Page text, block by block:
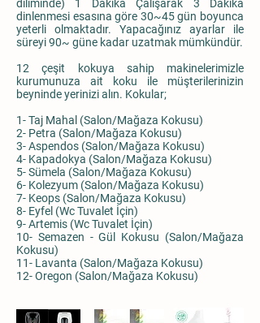
diliminde) 1 Dakika Çalışarak 3 Dakika
dinlenmesi esasına göre 30~45 gün boyunca
yeterli olmaktadır. Yapacağınız ayarlar ile
süreyi 90~ güne kadar uzatmak mümkündür.
12 çeşit kokuya sahip makinelerimizle
kurumunuza ait koku ile müşterilerinizin
beyninde yerinizi alın. Kokular;
1- Taj Mahal (Salon/Mağaza Kokusu)
2- Petra (Salon/Mağaza Kokusu)
3- Aspendos (Salon/Mağaza Kokusu)
4- Kapadokya (Salon/Mağaza Kokusu)
5- Sümela (Salon/Mağaza Kokusu)
6- Kolezyum (Salon/Mağaza Kokusu)
7- Keops (Salon/Mağaza Kokusu)
8- Eyfel (Wc Tuvalet İçin)
9- Artemis (Wc Tuvalet İçin)
10- Semazen - Gül Kokusu (Salon/Mağaza
Kokusu)
11- Lavanta (Salon/Mağaza Kokusu)
12- Oregon (Salon/Mağaza Kokusu)